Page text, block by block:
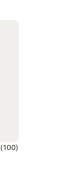
(100)